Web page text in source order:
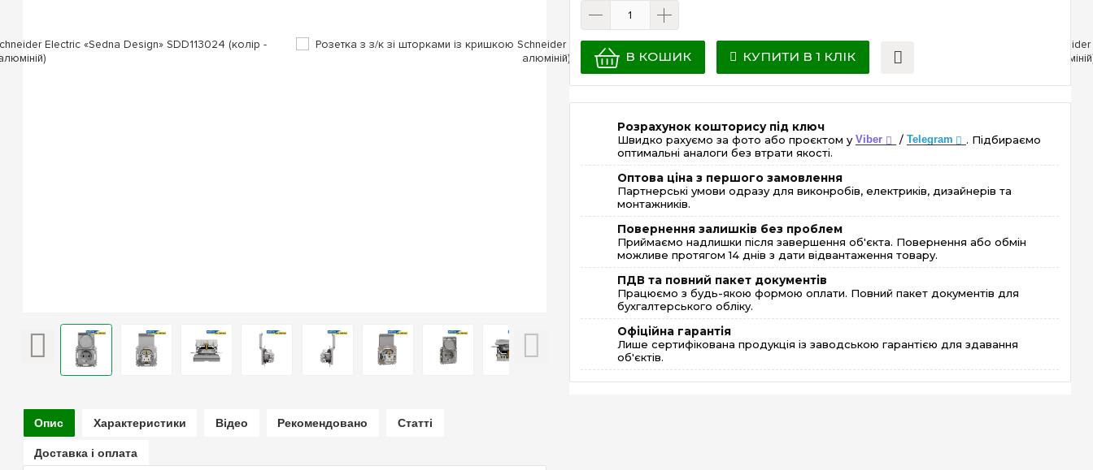
В КОШИК КУПИТИ В 1 КЛІК
Розрахунок кошторису під ключ
Швидко рахуємо за фото або проєктом уViber / Telegram
. Підбираємо
оптимальні аналоги без втрати якості.
Оптова ціна з першого замовлення
Партнерські умови одразу для виконробів, електриків, дизайнерів та
монтажників.
Повернення залишків без проблем
Приймаємо надлишки після завершення об'єкта. Повернення або обмін
можливе протягом 14 днів з дати відвантаження товару.
ПДВ та повний пакет документів
Працюємо з будь-якою формою оплати. Повний пакет документів для
бухгалтерського обліку.
Офіційна гарантія
Лише сертифікована продукція із заводською гарантією для здавання
об'єктів.
Опис Характеристики Відео Рекомендовано Статті
Доставка і оплата